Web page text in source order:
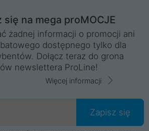
się na mega proMOCJE
żadnej informacji o promocji ani
dostępnego tylko dla
Dołącz teraz do grona
newslettera ProLine!
Więcej informacji
Zapisz się